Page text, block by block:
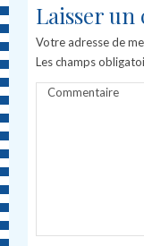
Laisser
Votre adresse de
Les champs
Commentaire